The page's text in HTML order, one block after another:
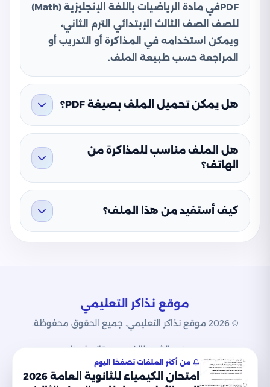
PDFفي مادة الرياضيات باللغة الإنجليزية (Math)
للصف الصف الثالث الإبتدائي الترم الثاني،
ويمكن استخدامه في المذاكرة أو التدريب أو
المراجعة حسب طبيعة الملف.
هل يمكن تحميل الملف بصيغة PDF؟
هل الملف مناسب للمذاكرة من
الهاتف؟
كيف أستفيد من هذا الملف؟
موقع نذاكر التعليمي
© 2026 موقع نذاكر التعليمي. جميع الحقوق محفوظة.
من نحن الشروطالخصوصيةاتصل بنا
من أكثر الملفات تصفحًا اليوم
امتحان الكيمياء للثانوية العامة 2026